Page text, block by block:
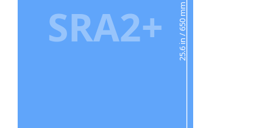
25.6 in / 650 mm
SRA2+